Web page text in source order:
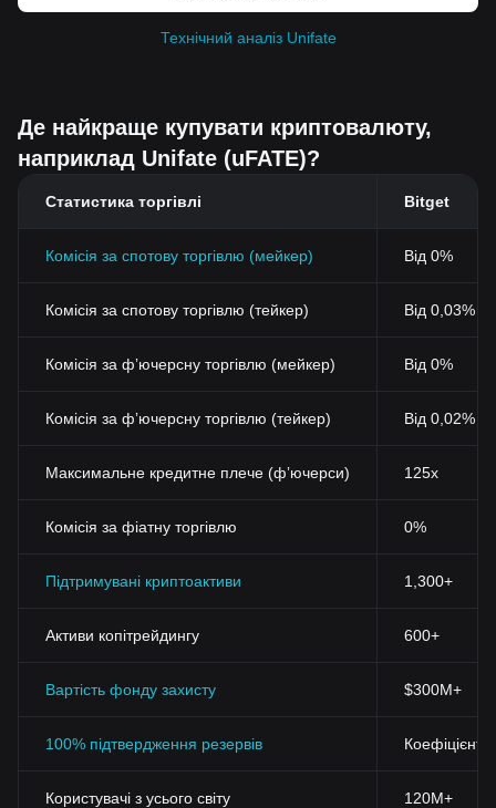
Технічний аналіз Unifate
Де найкраще купувати криптовалюту,
наприклад Unifate (uFATE)?
Статистика торгівлі Bitget
Комісія за спотову торгівлю (мейкер) Від 0%
Комісія за спотову торгівлю (тейкер) Від 0,03%
Комісія за фʼючерсну торгівлю (мейкер) Від 0%
Комісія за фʼючерсну торгівлю (тейкер) Від 0,02%
Максимальне кредитне плече (фʼючерси) 125x
Комісія за фіатну торгівлю 0%
Підтримувані криптоактиви 1,300+
Активи копітрейдингу 600+
Вартість фонду захисту $300M+
100% підтвердження резервів Коефіцієнт
Користувачі з усього світу 120M+